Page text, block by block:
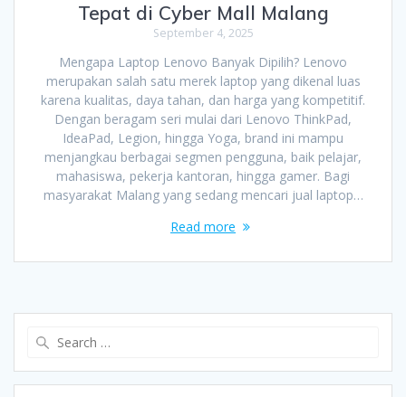
Tepat di Cyber Mall Malang
September 4, 2025
Mengapa Laptop Lenovo Banyak Dipilih? Lenovo
merupakan salah satu merek laptop yang dikenal luas
karena kualitas, daya tahan, dan harga yang kompetitif.
Dengan beragam seri mulai dari Lenovo ThinkPad,
IdeaPad, Legion, hingga Yoga, brand ini mampu
menjangkau berbagai segmen pengguna, baik pelajar,
mahasiswa, pekerja kantoran, hingga gamer. Bagi
masyarakat Malang yang sedang mencari jual laptop…
Read more